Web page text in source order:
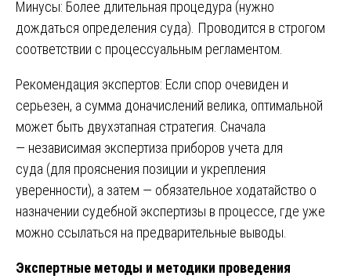
Минусы: Более длительная процедура (нужно
дождаться определения суда). Проводится в строгом
соответствии с процессуальным регламентом.
Рекомендация экспертов: Если спор очевиден и
серьезен, а сумма доначислений велика, оптимальной
может быть двухэтапная стратегия. Сначала
— независимая экспертиза приборов учета для
суда (для прояснения позиции и укрепления
уверенности), а затем — обязательное ходатайство о
назначении судебной экспертизы в процессе, где уже
можно ссылаться на предварительные выводы.
Экспертные методы и методики проведения